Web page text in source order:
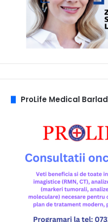
ProLife Medical Barlad